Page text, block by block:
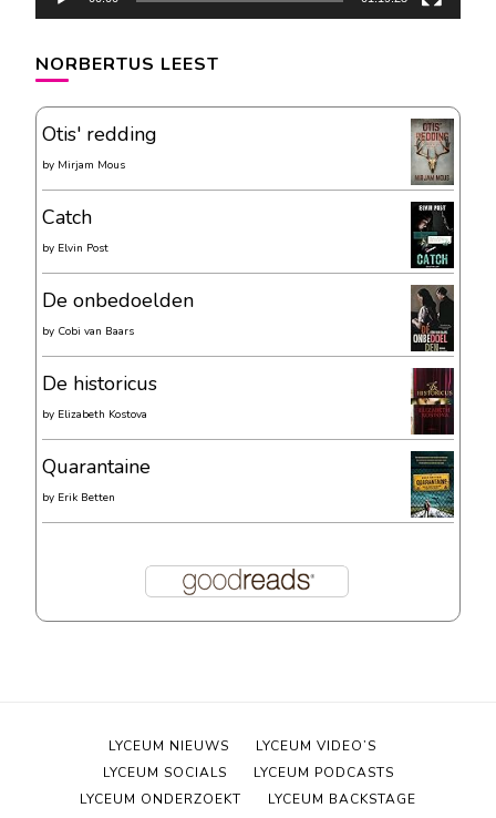
NORBERTUS LEEST
Otis' redding
by Mirjam Mous
Catch
by Elvin Post
De onbedoelden
by Cobi van Baars
De historicus
by Elizabeth Kostova
Quarantaine
by Erik Betten
LYCEUM NIEUWS
LYCEUM VIDEO’S
LYCEUM SOCIALS
LYCEUM PODCASTS
LYCEUM ONDERZOEKT
LYCEUM BACKSTAGE